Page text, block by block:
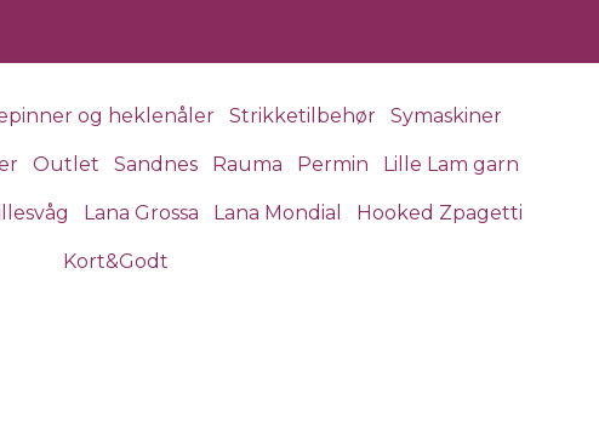
og heklenåler Strikketilbehør Symaskiner
Outlet Sandnes Rauma Permin Lille Lam garn
Lana Grossa Lana Mondial Hooked Zpagetti
Kort&Godt